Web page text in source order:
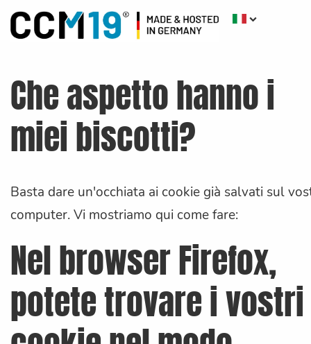
Che aspetto hanno i
miei biscotti?
Basta dare un'occhiata ai cookie già salvati sul
computer. Vi mostriamo qui come fare:
Nel browser Firefox,
potete trovare i vostri